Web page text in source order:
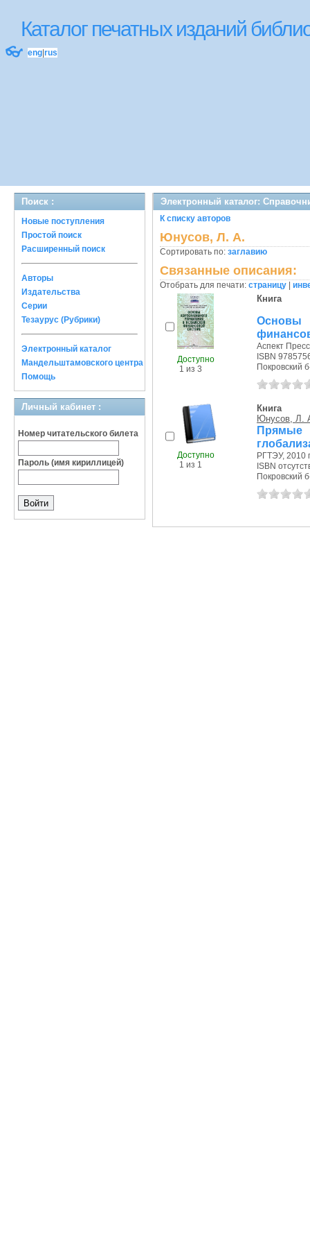
Каталог печатных изданий
👓 eng rus
Поиск :
Новые поступления
Простой поиск
Расширенный поиск
Авторы
Издательства
Серии
Тезаурус (Рубрики)
Электронный каталог
Мандельштамовского центра
Помощь
Личный кабинет :
Номер читательского билета
Пароль (имя кириллицей)
Электронный каталог:
К списку авторов
Юнусов, Л. А.
Сортировать по: заглавию
Связанные описания:
Отобрать для печати: страницу
Доступно
1 из 3
Книга
Основы
Аспект
ISBN
Покровский
Доступно
1 из 1
Книга
Юнусов, Л.
Прямые
РГТЭУ, 2010
ISBN
Покровский